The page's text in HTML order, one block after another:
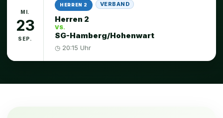
MI.
23
SEP.
HERREN 2 VERBAND
Herren 2
VS.
SG-Hamberg/Hohenwart
◷ 20:15 Uhr